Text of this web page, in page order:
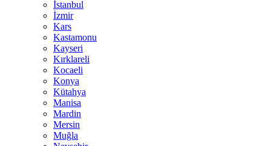
İstanbul
İzmir
Kars
Kastamonu
Kayseri
Kırklareli
Kocaeli
Konya
Kütahya
Manisa
Mardin
Mersin
Muğla